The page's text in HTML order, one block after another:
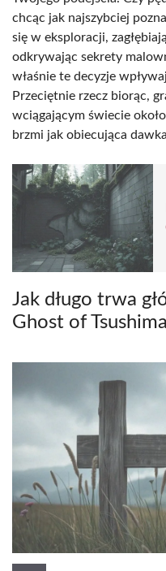
chcąc jak najszybciej
się w eksploracji,
odkrywając sekrety
właśnie te decyzje
Przeciętnie rzecz biorąc,
wciągającym świecie około
brzmi jak obiecująca
Jak długo trwa
Ghost of